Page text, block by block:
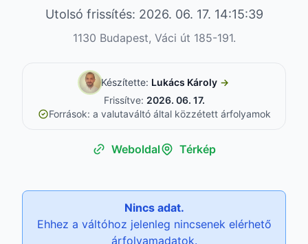
Utolsó frissítés: 2026. 06. 17. 14:15:39
1130 Budapest, Váci út 185-191.
Készítette: Lukács Károly →
Frissítve: 2026. 06. 17.
Források: a valutaváltó által közzétett árfolyamok
Weboldal Térkép
Nincs adat.
Ehhez a váltóhoz jelenleg nincsenek elérhető
árfolyamadatok.